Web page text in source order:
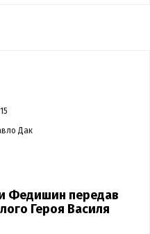
Дак
Федишин передав
Героя Василя